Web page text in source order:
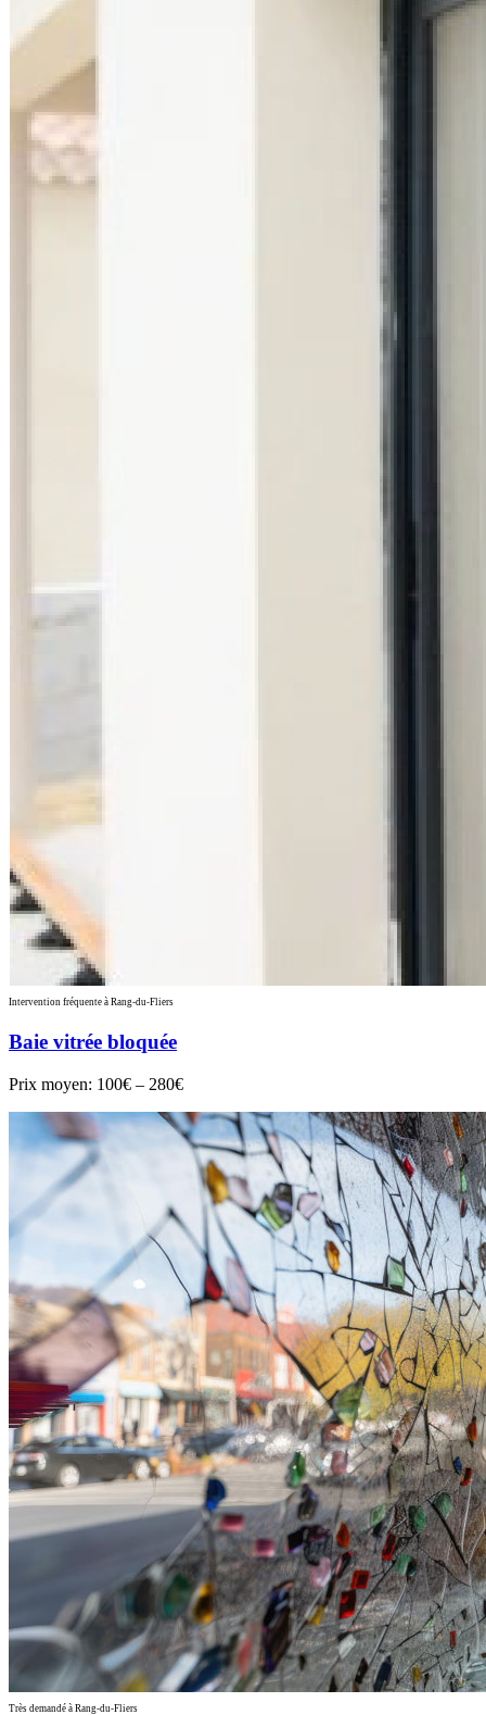
Intervention fréquente à Rang-du-Fliers
Baie vitrée bloquée
Prix moyen: 100€ – 280€
Très demandé à Rang-du-Fliers